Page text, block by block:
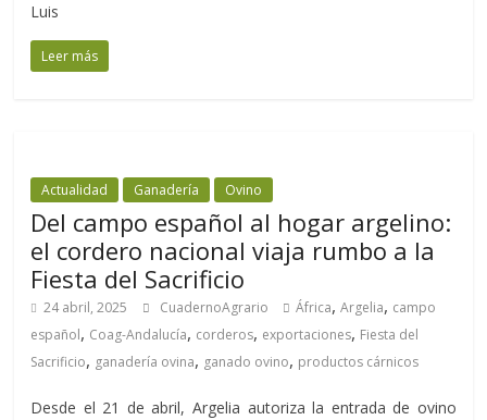
Luis
Leer más
Actualidad Ganadería Ovino
Del campo español al hogar argelino:
el cordero nacional viaja rumbo a la
Fiesta del Sacrificio
24 abril, 2025 CuadernoAgrario África,Argelia, campo
español, Coag-Andalucía, corderos, exportaciones, Fiesta del
Sacrificio, ganadería ovina, ganado ovino, productos cárnicos
Desde el 21 de abril, Argelia autoriza la entrada de ovino